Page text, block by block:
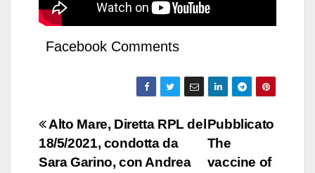
Facebook Comments
Navigazione
articoli
Pubblicato
The
vaccine of
Alto Mare, Diretta RPL del
18/5/2021, condotta da
Sara Garino, con Andrea